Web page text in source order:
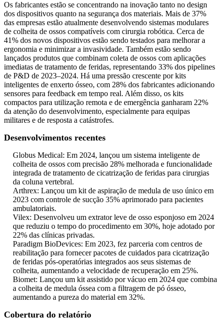
Os fabricantes estão se concentrando na inovação tanto no design
dos dispositivos quanto na segurança dos materiais. Mais de 37%
das empresas estão atualmente desenvolvendo sistemas modulares
de colheita de ossos compatíveis com cirurgia robótica. Cerca de
41% dos novos dispositivos estão sendo testados para melhorar a
ergonomia e minimizar a invasividade. Também estão sendo
lançados produtos que combinam coleta de ossos com aplicações
imediatas de tratamento de feridas, representando 33% dos pipelines
de P&D de 2023–2024. Há uma pressão crescente por kits
inteligentes de enxerto ósseo, com 28% dos fabricantes adicionando
sensores para feedback em tempo real. Além disso, os kits
compactos para utilização remota e de emergência ganharam 22%
da atenção do desenvolvimento, especialmente para equipas
militares e de resposta a catástrofes.
Desenvolvimentos recentes
Globus Medical: Em 2024, lançou um sistema inteligente de
colheita de ossos com precisão 28% melhorada e funcionalidade
integrada de tratamento de cicatrização de feridas para cirurgias
da coluna vertebral.
Arthrex: Lançou um kit de aspiração de medula de uso único em
2023 com controle de sucção 35% aprimorado para pacientes
ambulatoriais.
Vilex: Desenvolveu um extrator leve de osso esponjoso em 2024
que reduziu o tempo do procedimento em 30%, hoje adotado por
22% das clínicas privadas.
Paradigm BioDevices: Em 2023, fez parceria com centros de
reabilitação para fornecer pacotes de cuidados para cicatrização
de feridas pós-operatórias integrados aos seus sistemas de
colheita, aumentando a velocidade de recuperação em 25%.
Biomet: Lançou um kit assistido por vácuo em 2024 que combina
a colheita de medula óssea com a filtragem de pó ósseo,
aumentando a pureza do material em 32%.
Cobertura do relatório